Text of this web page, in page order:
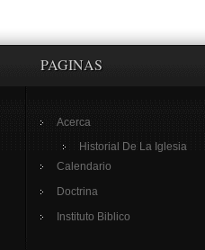
PAGINAS
Acerca
Historial De La Iglesia
Calendario
Doctrina
Instituto Biblico